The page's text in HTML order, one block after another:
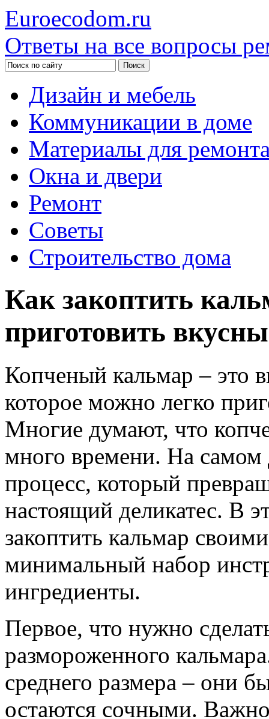
Euroecodom.ru
Ответы на все вопросы
Дизайн и мебель
Коммуникации в доме
Материалы для
Окна и двери
Ремонт
Советы
Строительство дома
Как закоптить
приготовить
Копченый кальмар – это
которое можно легко
Многие думают, что
много времени. На самом
процесс, который
настоящий деликатес. В
закоптить кальмар
минимальный набор
ингредиенты.
Первое, что нужно
размороженного
среднего размера – они
остаются сочными.